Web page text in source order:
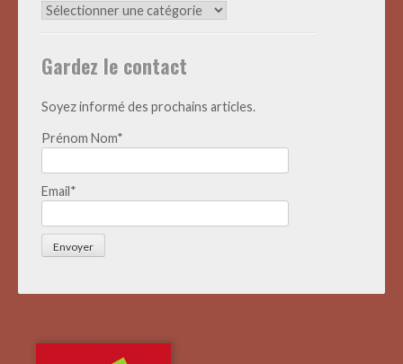
Archives
Gardez le contact
Soyez informé des prochains articles.
Prénom Nom*
Email*